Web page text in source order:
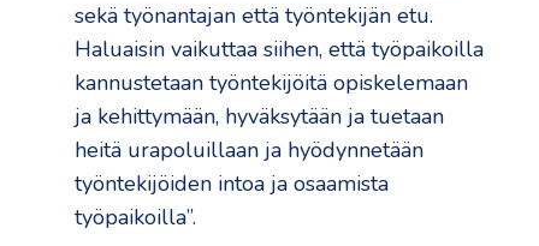
sekä työnantajan että työntekijän etu.
Haluaisin vaikuttaa siihen, että työpaikoilla
kannustetaan työntekijöitä opiskelemaan
ja kehittymään, hyväksytään ja tuetaan
heitä urapoluillaan ja hyödynnetään
työntekijöiden intoa ja osaamista
työpaikoilla”.